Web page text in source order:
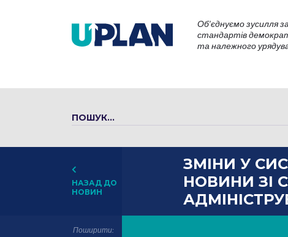
Об’єднуємо зусилля
стандартів
та належного
НАЗАД ДО
НОВИН
Поширити:
ЗМІНИ У
НОВИНИ ЗІ